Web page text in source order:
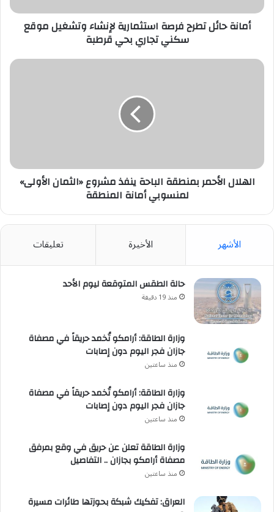
سكني
تجاريأمانة حائل تطرح فرصة استثمارية لإنشاء وتشغيل موقع
سكني تجاري بحي قرطبة
الهلال
لمنسوبي
أمانةالهلال الأحمر بمنطقة الباحة ينفذ مشروع «الثمان الأولى»
لمنسوبي أمانة المنطقة
الأشهر الأخيرة تعليقات
حالة الطقس المتوقعة ليوم الأحد
منذ 19 دقيقة
وزارة الطاقة: أرامكو تُخمد حريقاً في مصفاة
جازان فجر اليوم دون إصابات
منذ ساعتين
وزارة الطاقة: أرامكو تُخمد حريقاً في مصفاة
جازان فجر اليوم دون إصابات
منذ ساعتين
وزارة الطاقة تعلن عن حريق في وقع بمرفق
مصفاة أرامكو بجازان .. التفاصيل
منذ ساعتين
العراق: تفكيك شبكة بحوزتها طائرات مسيرة